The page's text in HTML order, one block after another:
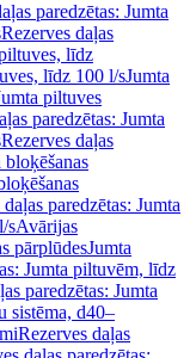
paredzētas: Jumta
Rezerves daļas
līdz
līdz 100 l/sJumta
piltuves
paredzētas: Jumta
Rezerves daļas
paredzētas: Jumta
sAvārijas
pārplūdesJumta
Jumta piltuvēm, līdz
paredzētas: Jumta
sistēma, d40–
Rezerves daļas